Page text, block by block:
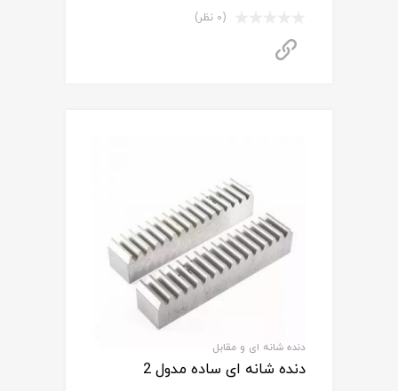
(0 نظر)
دنده شانه ای و مقابل
دنده شانه ای ساده مدول 2